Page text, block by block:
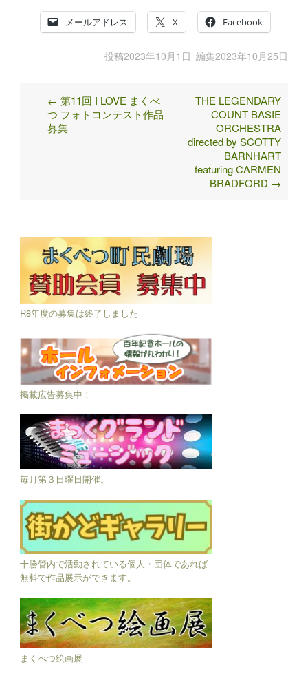
メールアドレス X Facebook
投稿2023年10月1日 編集2023年10月25日
Post
navigation
← 第11回 I LOVE まくべ
つ フォトコンテスト作品
募集
THE LEGENDARY
COUNT BASIE
ORCHESTRA
directed by SCOTTY
BARNHART
featuring CARMEN
BRADFORD →
R8年度の募集は終了しました
掲載広告募集中！
毎月第３日曜日開催。
十勝管内で活動されている個人・団体であれば
無料で作品展示ができます。
まくべつ絵画展